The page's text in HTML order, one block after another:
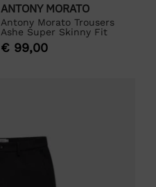
ANTONY MORATO
Antony Morato Trousers
Ashe Super Skinny Fit
€ 99,00